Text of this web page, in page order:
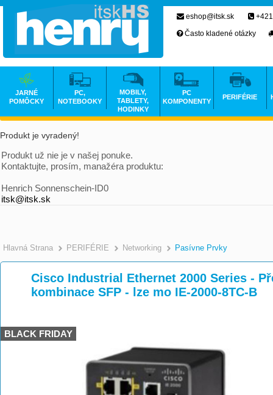
Produkt je vyradený!
Produkt už nie je v našej ponuke.
Kontaktujte, prosím, manažéra produktu:
Henrich Sonnenschein-ID0
itsk@itsk.sk
Hlavná Strana >
PERIFÉRIE >
Networking >
Pasívne Prvky
Cisco Industrial Ethernet 2000 Series -
kombinace SFP - lze mo IE-2000-8TC-B
BLACK FRIDAY
eshop@itsk.sk
Často kladené otázky
JARNÉ
POMÔCKY
PC,
NOTEBOOKY
MOBILY,
TABLETY,
HODINKY
PC
KOMPONENTY
PERIFÉRIE